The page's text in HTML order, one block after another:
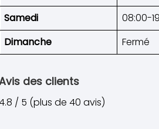
Samedi
08:00-
Dimanche
Fermé
des clients
/ 5 (plus de 40 avis)